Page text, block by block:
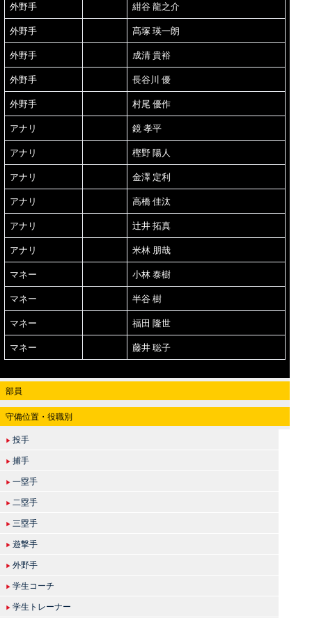
外野手 紺谷 龍之介
外野手 髙塚 瑛一朗
外野手 成清 貴裕
外野手 長谷川 優
外野手 村尾 優作
アナリ 鏡 孝平
アナリ 樫野 陽人
アナリ 金澤 定利
アナリ 高橋 佳汰
アナリ 辻井 拓真
アナリ 米林 朋哉
マネー 小林 泰樹
マネー 半谷 樹
マネー 福田 隆世
マネー 藤井 聡子
部員
守備位置・役職別
▶ 投手
▶ 捕手
▶ 一塁手
▶ 二塁手
▶ 三塁手
▶ 遊撃手
▶ 外野手
▶ 学生コーチ
▶ 学生トレーナー